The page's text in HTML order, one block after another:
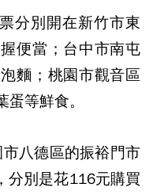
分別開在新竹市東
便當；台中市南屯
麵；桃園市觀音區
等鮮食。
八德區的振裕門市
分別是花116元購買